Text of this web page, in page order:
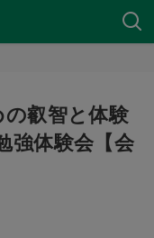
の叡智と体験
強体験会【会